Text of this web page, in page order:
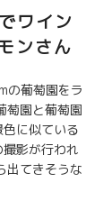
ワイン
ん
の葡萄園をラ
萄園と葡萄園
に似ている
影が行われ
出てきそうな
線がピュア